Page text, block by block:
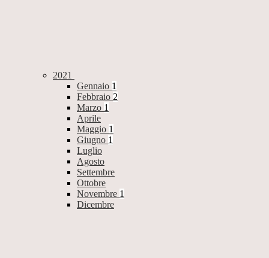
2021
Gennaio 1
Febbraio 2
Marzo 1
Aprile
Maggio 1
Giugno 1
Luglio
Agosto
Settembre
Ottobre
Novembre 1
Dicembre